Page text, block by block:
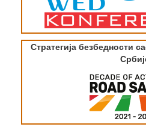
Стратегија безбедности